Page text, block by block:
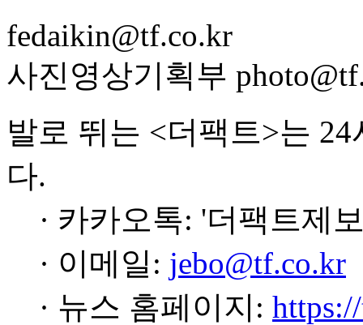
fedaikin@tf.co.kr
사진영상기획부
발로 뛰는 <더팩트>는
다.
· 카카오톡: '더팩트제
· 이메일: jebo@tf.co.kr
· 뉴스 홈페이지: